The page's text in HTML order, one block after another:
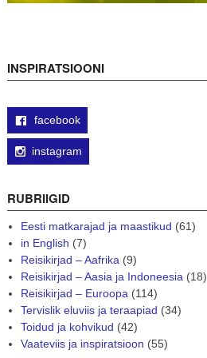
INSPIRATSIOONI
facebook
instagram
RUBRIIGID
Eesti matkarajad ja maastikud (61)
in English (7)
Reisikirjad – Aafrika(9)
Reisikirjad – Aasia ja Indoneesia(18)
Reisikirjad – Euroopa(114)
Tervislik eluviis ja teraapiad (34)
Toidud ja kohvikud (42)
Vaateviis ja inspiratsioon (55)